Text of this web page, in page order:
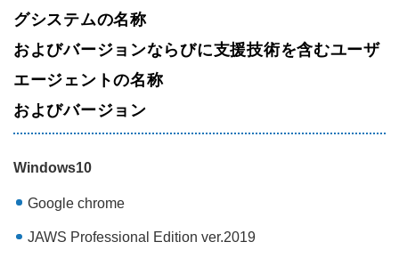
グシステムの名称
およびバージョンならびに支援技術を含むユーザ
エージェントの名称
およびバージョン
Windows10
Google chrome
JAWS Professional Edition ver.2019